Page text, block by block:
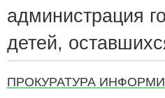
администрация
детей,
ПРОКУРАТУРА